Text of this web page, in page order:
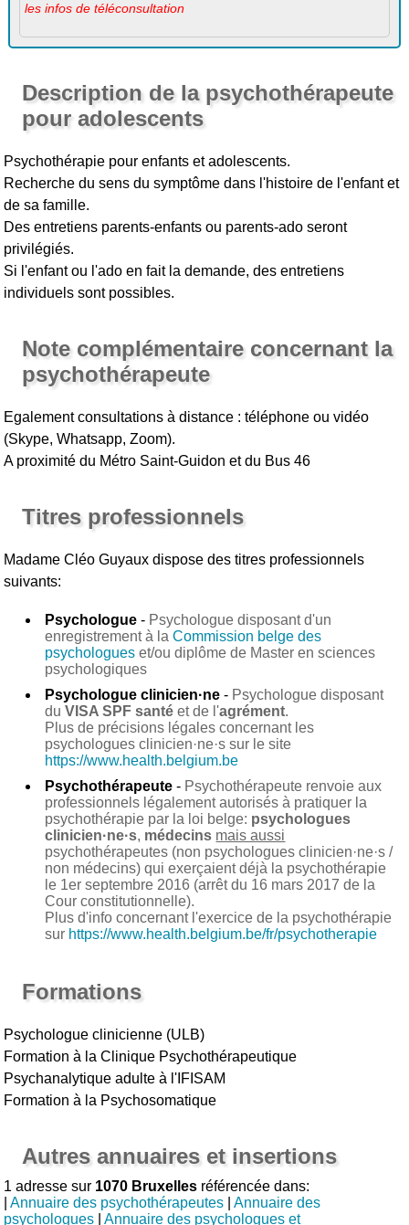
les infos de téléconsultation
Description de la psychothérapeute
pour adolescents
Psychothérapie pour enfants et adolescents.
Recherche du sens du symptôme dans l'histoire de l'enfant et
de sa famille.
Des entretiens parents-enfants ou parents-ado seront
privilégiés.
Si l'enfant ou l'ado en fait la demande, des entretiens
individuels sont possibles.
Note complémentaire concernant la
psychothérapeute
Egalement consultations à distance : téléphone ou vidéo
(Skype, Whatsapp, Zoom).
A proximité du Métro Saint-Guidon et du Bus 46
Titres professionnels
Madame Cléo Guyaux dispose des titres professionnels
suivants:
Psychologue - Psychologue disposant d'un
enregistrement à laCommission belge des
psychologues et/ou diplôme de Master en sciences
psychologiques
Psychologue clinicien·ne - Psychologue disposant
duVISA SPF santé et de l'agrément.
Plus de précisions légales concernant les
psychologues clinicien·ne·s sur le site
https://www.health.belgium.be
Psychothérapeute - Psychothérapeute renvoie aux
professionnels légalement autorisés à pratiquer la
psychothérapie par la loi belge: psychologues
clinicien·ne·s, médecins mais aussi
psychothérapeutes (non psychologues clinicien·ne·s /
non médecins) qui exerçaient déjà la psychothérapie
le 1er septembre 2016 (arrêt du 16 mars 2017 de la
Cour constitutionnelle).
Plus d'info concernant l'exercice de la psychothérapie
sur https://www.health.belgium.be/fr/psychotherapie
Formations
Psychologue clinicienne (ULB)
Formation à la Clinique Psychothérapeutique
Psychanalytique adulte à l'IFISAM
Formation à la Psychosomatique
Autres annuaires et insertions
1 adresse sur 1070 Bruxelles référencée dans:
|Annuaire des psychothérapeutes |Annuaire des
psychologues |Annuaire des psychologues et